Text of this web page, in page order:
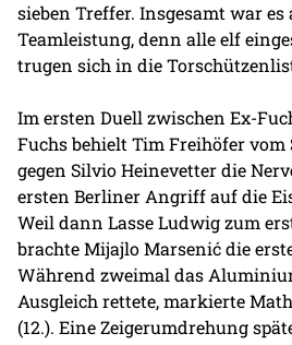
sieben Treffer. Insgesamt war es
Teamleistung, denn alle elf
trugen sich in die
Im ersten Duell zwischen Ex-
Fuchs behielt Tim Freihöfer
gegen Silvio Heinevetter die
ersten Berliner Angriff auf die
Weil dann Lasse Ludwig zum
brachte Mijajlo Marsenić die
Während zweimal das
Ausgleich rettete, markierte
(12.). Eine Zeigerumdrehung